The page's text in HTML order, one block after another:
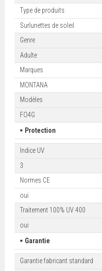
Type de produits
Surlunettes de soleil
Genre
Adulte
Marques
MONTANA
Modèles
FO4G
▪ Protection
Indice UV
3
Normes CE
oui
Traitement 100% UV 400
oui
▪ Garantie
Garantie fabricant standard